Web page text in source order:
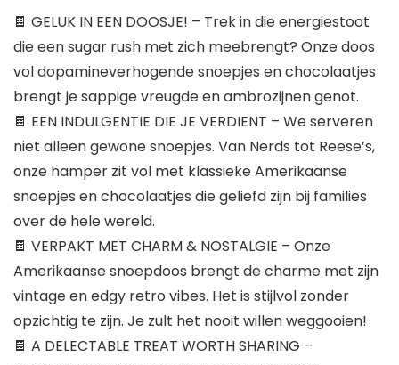
🍫 GELUK IN EEN DOOSJE! – Trek in die energiestoot
die een sugar rush met zich meebrengt? Onze doos
vol dopamineverhogende snoepjes en chocolaatjes
brengt je sappige vreugde en ambrozijnen genot.
🍫 EEN INDULGENTIE DIE JE VERDIENT – We serveren
niet alleen gewone snoepjes. Van Nerds tot Reese’s,
onze hamper zit vol met klassieke Amerikaanse
snoepjes en chocolaatjes die geliefd zijn bij families
over de hele wereld.
🍫 VERPAKT MET CHARM & NOSTALGIE – Onze
Amerikaanse snoepdoos brengt de charme met zijn
vintage en edgy retro vibes. Het is stijlvol zonder
opzichtig te zijn. Je zult het nooit willen weggooien!
🍫 A DELECTABLE TREAT WORTH SHARING –